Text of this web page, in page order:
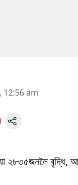
12:56 am
২৮৩৫জনলৈ বৃদ্ধি,